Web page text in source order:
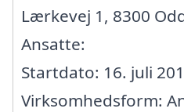
Lærkevej 1, 8300
Ansatte:
Startdato: 16. juli
Virksomhedsform: